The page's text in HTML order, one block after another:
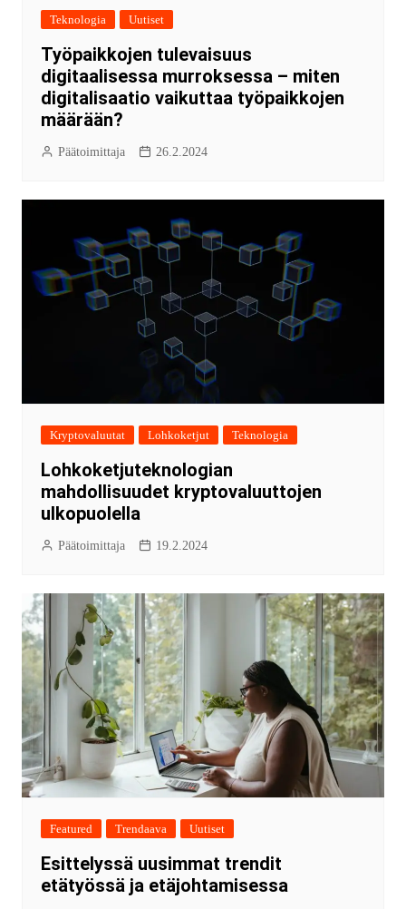
Teknologia Uutiset
Työpaikkojen tulevaisuus
digitaalisessa murroksessa – miten
digitalisaatio vaikuttaa työpaikkojen
määrään?
Päätoimittaja 26.2.2024
Kryptovaluutat Lohkoketjut Teknologia
Lohkoketjuteknologian
mahdollisuudet kryptovaluuttojen
ulkopuolella
Päätoimittaja 19.2.2024
Featured Trendaava Uutiset
Esittelyssä uusimmat trendit
etätyössä ja etäjohtamisessa